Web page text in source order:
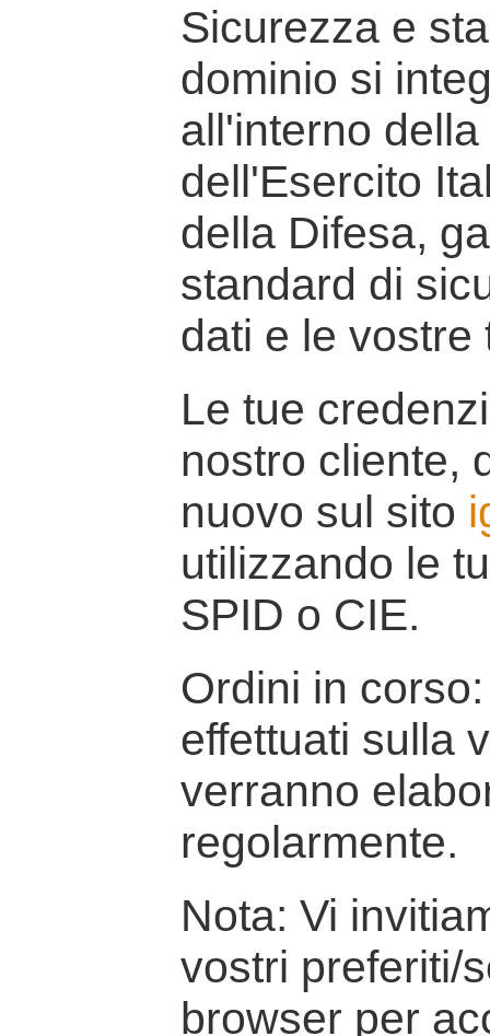
Sicurezza e
dominio si
all'interno
dell'Esercito
della Difesa,
standard di
dati e le vostre
Le tue
nostro cliente,
nuovo sul sito
utilizzando le
SPID o CIE.
Ordini in
effettuati sulla
verranno
regolarmente.
Nota: Vi
vostri preferiti/
browser per